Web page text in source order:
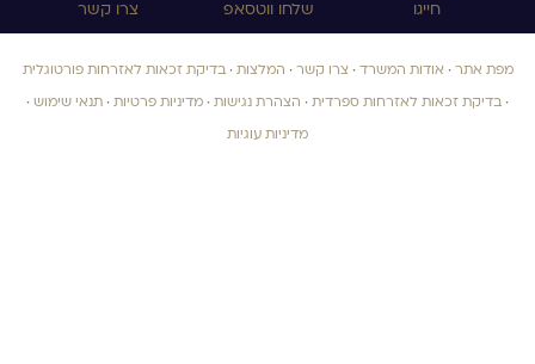
חייגו שלחו ווטסאפ צרו קשר
מפת אתר · אודות המשרד · צרו קשר · המלצות · בדיקת זכאות לאזרחות פורטוגלית
· בדיקת זכאות לאזרחות ספרדית · הצהרת נגישות · מדיניות פרטיות · תנאי שימוש ·
מדיניות עוגיות